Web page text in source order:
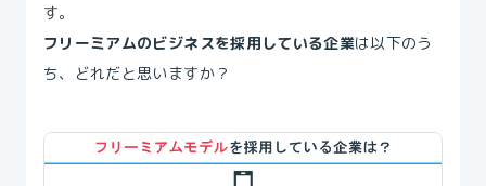
す。
フリーミアムのビジネスを採用している企業は以下のう
ち、どれだと思いますか？